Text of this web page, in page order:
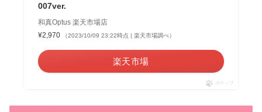
007ver.
和真Optus 楽天市場店
¥2,970
（2023/10/09 23:22時点 | 楽天市場調べ）
楽天市場
ポチップ